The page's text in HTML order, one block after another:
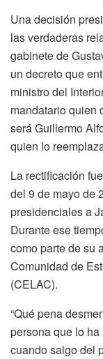
Una decisión
las verdaderas
gabinete de
un decreto que
ministro del
mandatario quien
será Guillermo
quien lo
La rectificación
del 9 de mayo de
presidenciales a
Durante ese
como parte de su
Comunidad de
(CELAC).
“Qué pena
persona que lo
cuando salgo del